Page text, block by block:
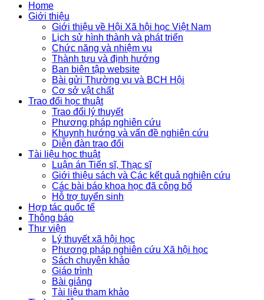
Home
Giới thiệu
Giới thiệu về Hội Xã hội học Việt Nam
Lịch sử hình thành và phát triển
Chức năng và nhiệm vụ
Thành tựu và định hướng
Ban biên tập website
Bài gửi Thường vụ và BCH Hội
Cơ sở vật chất
Trao đổi học thuật
Trao đổi lý thuyết
Phương pháp nghiên cứu
Khuynh hướng và vấn đề nghiên cứu
Diễn đàn trao đổi
Tài liệu học thuật
Luận án Tiến sĩ, Thạc sĩ
Giới thiệu sách và Các kết quả nghiên cứu
Các bài báo khoa học đã công bố
Hỗ trợ tuyển sinh
Hợp tác quốc tế
Thông báo
Thư viện
Lý thuyết xã hội học
Phương pháp nghiên cứu Xã hội học
Sách chuyên khảo
Giáo trình
Bài giảng
Tài liệu tham khảo